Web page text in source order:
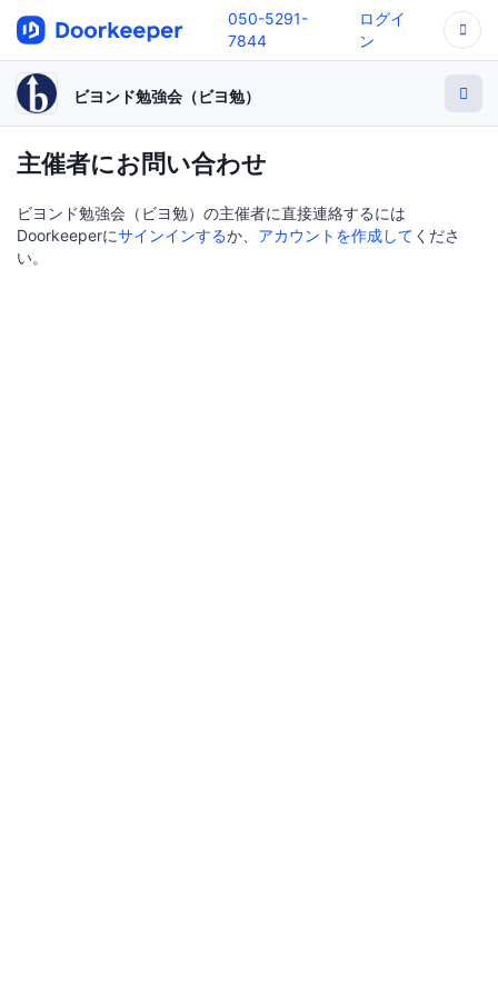
050-5291-
7844
ログイ
ン
ビヨンド勉強会（ビヨ勉）
主催者にお問い合わせ
ビヨンド勉強会（ビヨ勉）の主催者に直接連絡するには
Doorkeeperにサインインするか、 アカウントを作成して くださ
い。